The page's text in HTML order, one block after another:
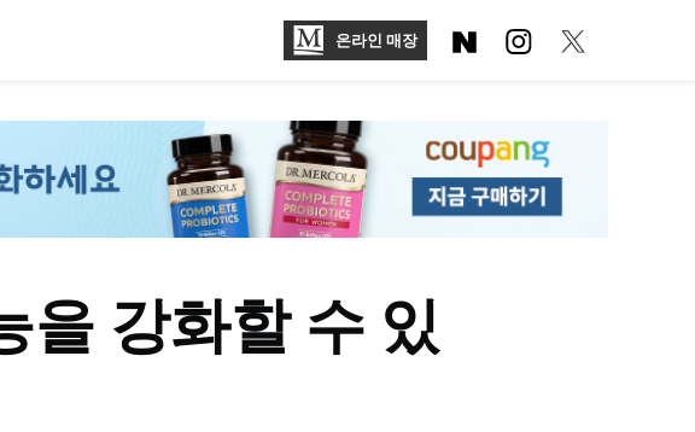
온라인 매장
을 강화할 수 있